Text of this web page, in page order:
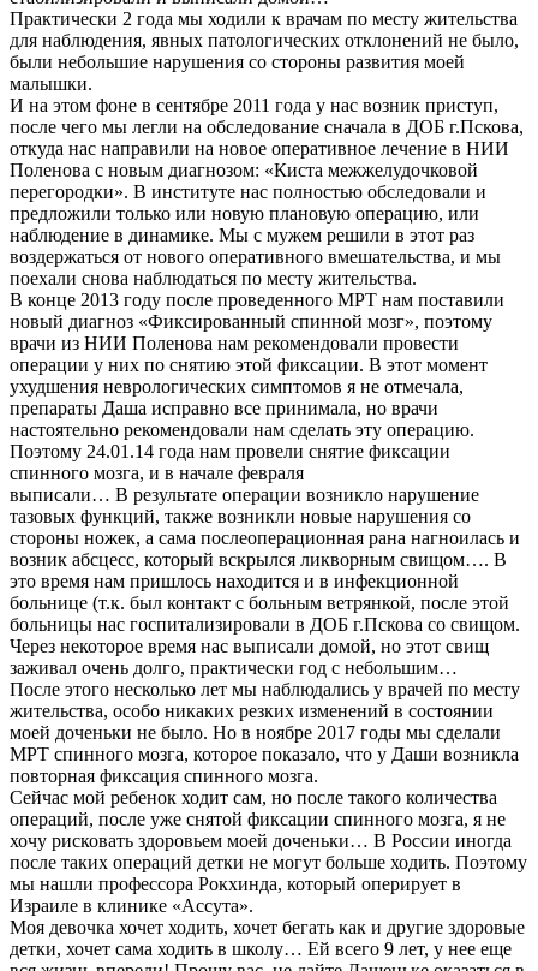
Практически 2 года мы ходили к врачам по месту жительства
для наблюдения, явных патологических отклонений не было,
были небольшие нарушения со стороны развития моей
малышки.
И на этом фоне в сентябре 2011 года у нас возник приступ,
после чего мы легли на обследование сначала в ДОБ г.Пскова,
откуда нас направили на новое оперативное лечение в НИИ
Поленова с новым диагнозом: «Киста межжелудочковой
перегородки». В институте нас полностью обследовали и
предложили только или новую плановую операцию, или
наблюдение в динамике. Мы с мужем решили в этот раз
воздержаться от нового оперативного вмешательства, и мы
поехали снова наблюдаться по месту жительства.
В конце 2013 году после проведенного МРТ нам поставили
новый диагноз «Фиксированный спинной мозг», поэтому
врачи из НИИ Поленова нам рекомендовали провести
операции у них по снятию этой фиксации. В этот момент
ухудшения неврологических симптомов я не отмечала,
препараты Даша исправно все принимала, но врачи
настоятельно рекомендовали нам сделать эту операцию.
Поэтому 24.01.14 года нам провели снятие фиксации
спинного мозга, и в начале февраля
выписали… В результате операции возникло нарушение
тазовых функций, также возникли новые нарушения со
стороны ножек, а сама послеоперационная рана нагноилась и
возник абсцесс, который вскрылся ликворным свищом…. В
это время нам пришлось находится и в инфекционной
больнице (т.к. был контакт с больным ветрянкой, после этой
больницы нас госпитализировали в ДОБ г.Пскова со свищом.
Через некоторое время нас выписали домой, но этот свищ
заживал очень долго, практически год с небольшим…
После этого несколько лет мы наблюдались у врачей по месту
жительства, особо никаких резких изменений в состоянии
моей доченьки не было. Но в ноябре 2017 годы мы сделали
МРТ спинного мозга, которое показало, что у Даши возникла
повторная фиксация спинного мозга.
Сейчас мой ребенок ходит сам, но после такого количества
операций, после уже снятой фиксации спинного мозга, я не
хочу рисковать здоровьем моей доченьки… В России иногда
после таких операций детки не могут больше ходить. Поэтому
мы нашли профессора Рокхинда, который оперирует в
Израиле в клинике «Ассута».
Моя девочка хочет ходить, хочет бегать как и другие здоровые
детки, хочет сама ходить в школу… Ей всего 9 лет, у нее еще